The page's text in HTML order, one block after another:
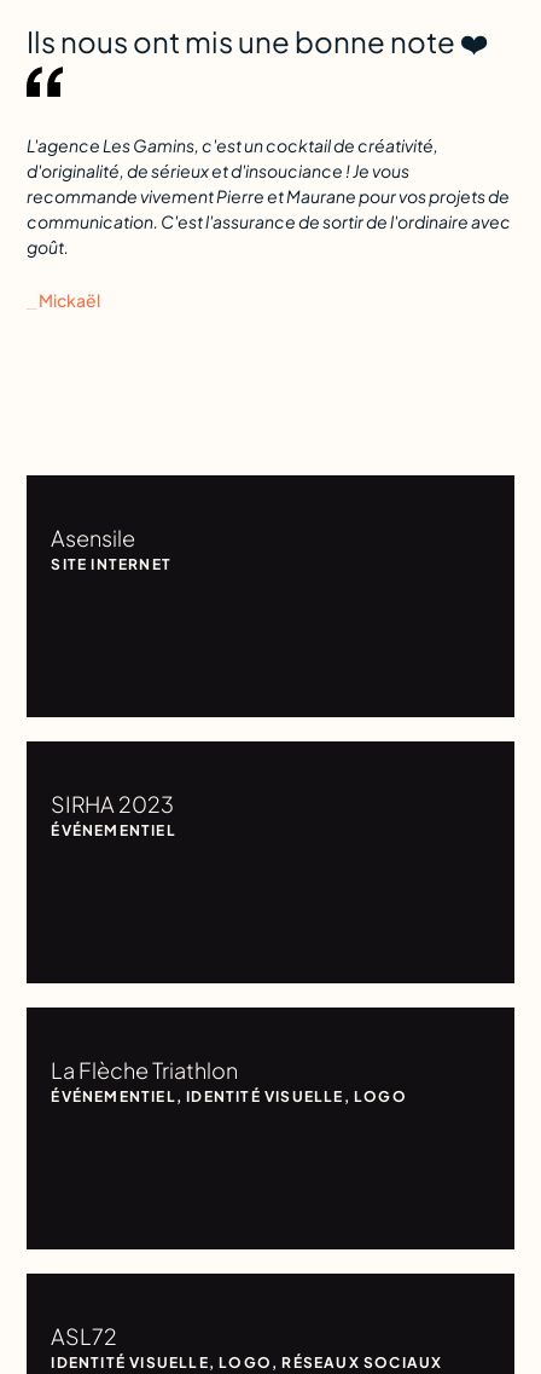
Ils nous ont mis une bonne note ❤️
L'agence Les Gamins, c'est un cocktail de créativité,
d'originalité, de sérieux et d'insouciance ! Je vous
recommande vivement Pierre et Maurane pour vos projets de
communication. C'est l'assurance de sortir de l'ordinaire avec
goût.
⎯ Mickaël
Asensile
SITE INTERNET
SIRHA 2023
ÉVÉNEMENTIEL
La Flèche Triathlon
ÉVÉNEMENTIEL,IDENTITÉ VISUELLE ,LOGO
ASL72
IDENTITÉ VISUELLE,LOGO ,RÉSEAUX SOCIAUX